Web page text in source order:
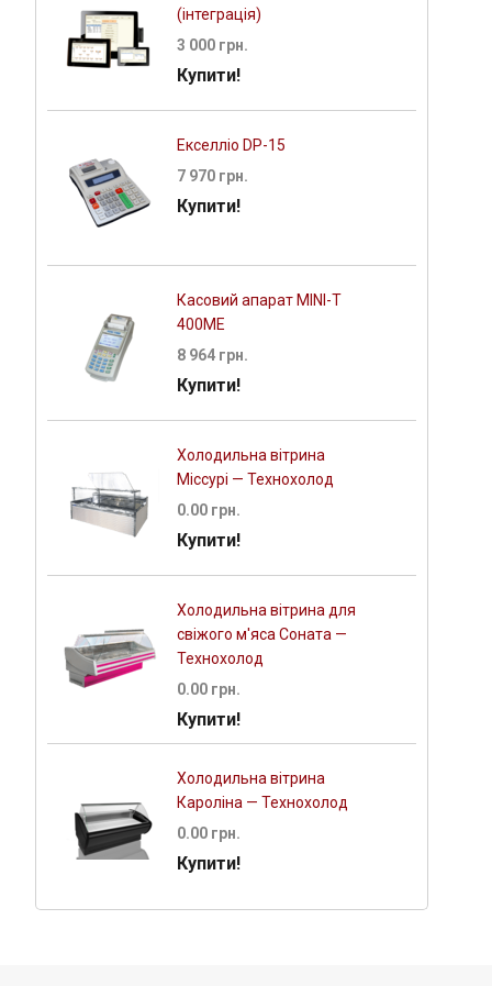
(інтеграція)
3 000 грн.
Купити!
Екселліо DP-15
7 970 грн.
Купити!
Касовий апарат MINI-Т
400ME
8 964 грн.
Купити!
Холодильна вітрина
Міссурі — Технохолод
0.00 грн.
Купити!
Холодильна вітрина для
свіжого м'яса Соната —
Технохолод
0.00 грн.
Купити!
Холодильна вітрина
Кароліна — Технохолод
0.00 грн.
Купити!